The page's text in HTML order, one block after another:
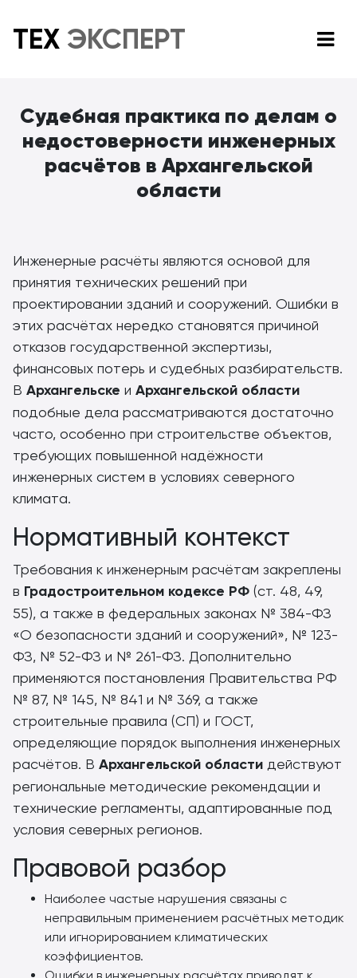
ТЕХ ЭКСПЕРТ
Судебная практика по делам о
недостоверности инженерных
расчётов в Архангельской
области
Инженерные расчёты являются основой для
принятия технических решений при
проектировании зданий и сооружений. Ошибки в
этих расчётах нередко становятся причиной
отказов государственной экспертизы,
финансовых потерь и судебных разбирательств.
В Архангельске и Архангельской области
подобные дела рассматриваются достаточно
часто, особенно при строительстве объектов,
требующих повышенной надёжности
инженерных систем в условиях северного
климата.
Нормативный контекст
Требования к инженерным расчётам закреплены
в Градостроительном кодексе РФ (ст. 48, 49,
55), а также в федеральных законах № 384-ФЗ
«О безопасности зданий и сооружений», № 123-
ФЗ, № 52-ФЗ и № 261-ФЗ. Дополнительно
применяются постановления Правительства РФ
№ 87, № 145, № 841 и № 369, а также
строительные правила (СП) и ГОСТ,
определяющие порядок выполнения инженерных
расчётов. В Архангельской области действуют
региональные методические рекомендации и
технические регламенты, адаптированные под
условия северных регионов.
Правовой разбор
Наиболее частые нарушения связаны с
неправильным применением расчётных методик
или игнорированием климатических
коэффициентов.